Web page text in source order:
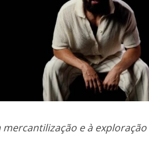
e à exploração